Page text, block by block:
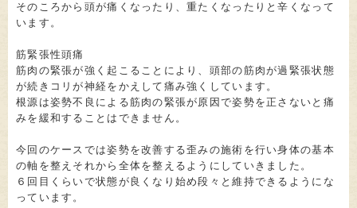
そのころから頭が痛くなったり、重たくなったりと辛くなって
います。
筋緊張性頭痛
筋肉の緊張が強く起こることにより、頭部の筋肉が過緊張状態
が続きコリが神経をかえして痛み強くしています。
根源は姿勢不良による筋肉の緊張が原因で姿勢を正さないと痛
みを緩和することはできません。
今回のケースでは姿勢を改善する歪みの施術を行い身体の基本
の軸を整えそれから全体を整えるようにしていきました。
６回目くらいで状態が良くなり始め段々と維持できるようにな
っています。